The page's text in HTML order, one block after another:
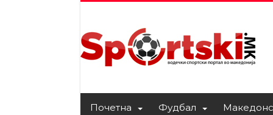
Почетна Фудбал